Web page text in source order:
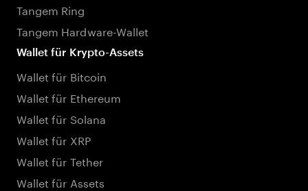
Tangem Ring
Tangem Hardware-Wallet
Wallet für Krypto-Assets
Wallet für Bitcoin
Wallet für Ethereum
Wallet für Solana
Wallet für XRP
Wallet für Tether
Wallet für Assets